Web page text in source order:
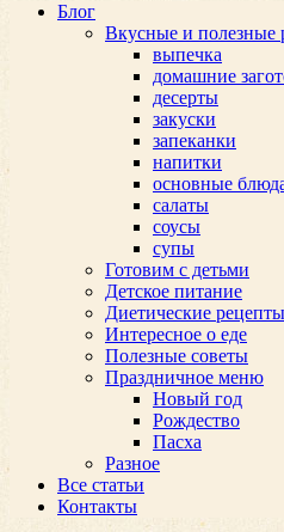
Блог
Вкусные и полезные
выпечка
домашние
десерты
закуски
запеканки
напитки
основные
салаты
соусы
супы
Готовим с детьми
Детское питание
Диетические рецепты
Интересное о еде
Полезные советы
Праздничное меню
Новый год
Рождество
Пасха
Разное
Все статьи
Контакты